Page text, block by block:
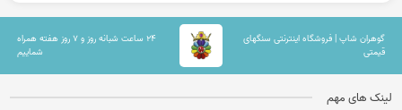
گوهران شاپ | فروشگاه اینترنتی سنگهای
قیمتی
۲۴ ساعت شبانه روز و ۷ روز هفته همراه
شماییم
لینک های مهم